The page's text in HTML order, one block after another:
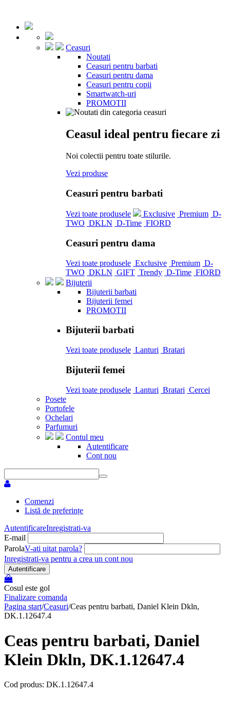
Ceasuri
Noutati
Ceasuri pentru barbati
Ceasuri pentru dama
Ceasuri pentru copii
Smartwatch-uri
PROMOTII
Ceasul ideal pentru fiecare zi
Noi colectii pentru toate stilurile.
Vezi produse
Ceasuri pentru barbati
Vezi toate produsele Exclusive Premium D-
TWO DKLN D-Time FIORD
Ceasuri pentru dama
Vezi toate produsele Exclusive Premium D-
TWO DKLN GIFT Trendy D-Time FIORD
Bijuterii
Bijuterii barbati
Bijuterii femei
PROMOTII
Bijuterii barbati
Vezi toate produsele Lanturi Bratari
Bijuterii femei
Vezi toate produsele Lanturi Bratari Cercei
Posete
Portofele
Ochelari
Parfumuri
Contul meu
Autentificare
Cont nou
Comenzi
Listă de preferințe
AutentificareInregistrati-va
E-mail
ParolaV-ati uitat parola?
Inregistrati-va pentru a crea un cont nou
Autentificare
Cosul este gol
Finalizare comanda
Pagina start/Ceasuri/Ceas pentru barbati, Daniel Klein Dkln,
DK.1.12647.4
Ceas pentru barbati, Daniel
Klein Dkln, DK.1.12647.4
Cod produs: DK.1.12647.4